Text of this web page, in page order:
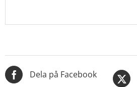
Dela på Facebook